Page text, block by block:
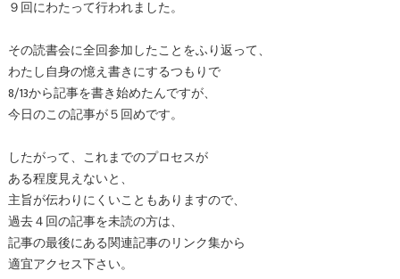
９回にわたって行われました。
その読書会に全回参加したことをふり返って、
わたし自身の憶え書きにするつもりで
8/13から記事を書き始めたんですが、
今日のこの記事が５回めです。
したがって、これまでのプロセスが
ある程度見えないと、
主旨が伝わりにくいこともありますので、
過去４回の記事を未読の方は、
記事の最後にある関連記事のリンク集から
適宜アクセス下さい。